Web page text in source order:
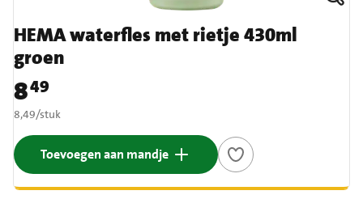
HEMA waterfles met rietje 430ml
groen
Prijs: € 8,49
849
€ 8,49 per stuk
8,49/stuk
Toevoegen aan mandje